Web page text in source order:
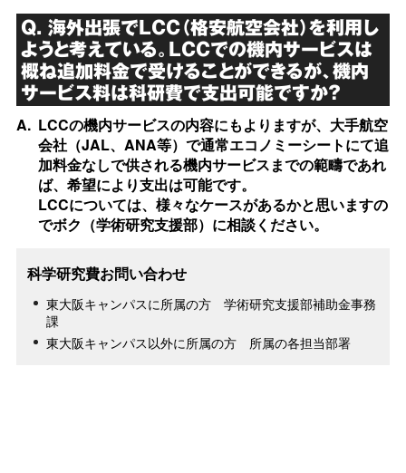
Q. 海外出張でLCC（格安航空会社）を利用し
ようと考えている。LCCでの機内サービスは
概ね追加料金で受けることができるが、機内
サービス料は科研費で支出可能ですか？
A. LCCの機内サービスの内容にもよりますが、大手航空
会社（JAL、ANA等）で通常エコノミーシートにて追
加料金なしで供される機内サービスまでの範疇であれ
ば、希望により支出は可能です。
LCCについては、様々なケースがあるかと思いますの
でボク（学術研究支援部）に相談ください。
科学研究費お問い合わせ
東大阪キャンパスに所属の方 学術研究支援部補助金事務
課
東大阪キャンパス以外に所属の方 所属の各担当部署